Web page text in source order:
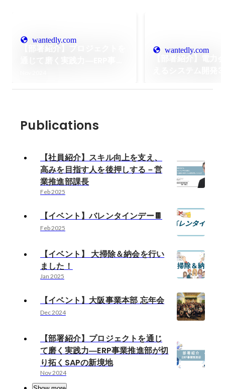
wantedly.com
wantedly.com
Publications
【社員紹介】スキル向上を支え、
高みを目指す人を後押しする－営
業推進部課長
Feb 2025
【イベント】バレンタインデー🍫
Feb 2025
【イベント】 大掃除＆納会を行い
ました！
Jan 2025
【イベント】大阪事業本部 忘年会
Dec 2024
【部署紹介】プロジェクトを通じ
て磨く実践力―ERP事業推進部が切
り拓くSAPの新境地
Nov 2024